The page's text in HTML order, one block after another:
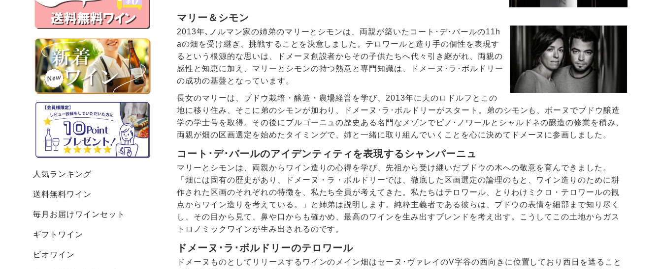
人気ランキング
送料無料ワイン
毎月お届けワインセット
ギフトワイン
ビオワイン
マリー＆シモン
2013年､ノルマン家の姉弟のマリーとシモンは、両親が築いたコート･デ･バールの11h
aの畑を受け継ぎ、挑戦することを決意しました。テロワールと造り手の個性を表現す
るという根源的な思いは、ドメーヌ創設者からその子供たちへ代々引き継がれ、両親の
感性と知恵に加え、マリーとシモンの持つ熱意と専門知識は、ドメーヌ･ラ･ボルドリー
の成功の基盤となっています。
長女のマリーは、ブドウ栽培・醸造・農場経営を学び、2013年に夫のロドルフとこの
地に移り住み、そこに弟のシモンが加わり、ドメーヌ･ラ･ボルドリーがスタート。弟のシモンも、ボーヌでブドウ醸造
学の学士号を取得。その後にブルゴーニュの歴史ある名門なメゾンでピノ･ノワールとシャルドネの醸造の修業を積み、
両親が畑の区画選定を始めたタイミングで、姉と一緒に取り組んでいくことを心に決めてドメーヌに参画しました。
コート･デ･バールのアイデンティティを表現するシャンパーニュ
マリーとシモンは、両親からワイン造りの心得を学び、先祖から受け継いだブドウの木への敬意を育んできました。
「畑には固有の歴史があり、ドメーヌ・ラ・ボルドリーでは、徹底した区画選定の論理のもと、ワイン造りのために耕
作された区画のそれぞれの特徴を、私たち全員が考えてきた。私たちはテロワール、とりわけミクロ・テロワールの観
点からワイン造りを考えている。」と姉弟は説明します。純粋主義者である彼らは、ブドウの表情を細部まで知り尽く
し、その目から見て、鼻や口からも確かめ、最高のワインを生み出すブレンドを考え出す。こうしてこの土地からガス
トロノミックワインが生み出されるのです。
ドメーヌ･ラ･ボルドリーのテロワール
ドメーヌものとしてリリースするワインのメイン畑はセーヌ･ヴァレイのV字谷の西向きに位置しており西日を遮ること